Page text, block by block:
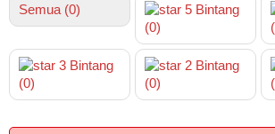
Semua (0) 5 Bintang
(0)
3 Bintang
(0)
2 Bintang
(0)